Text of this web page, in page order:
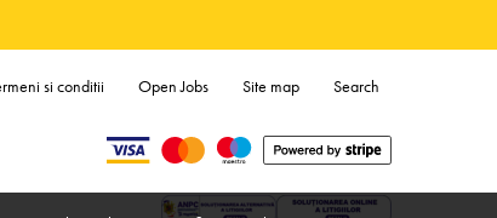
si conditii Open Jobs Site map Search